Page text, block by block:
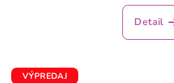
Detail
VÝPREDAJ